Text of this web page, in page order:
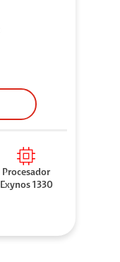
Procesador
Exynos 1330